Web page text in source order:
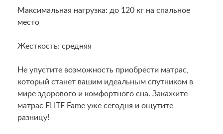
Максимальная нагрузка: до 120 кг на спальное
место
Жёсткость: средняя
Не упустите возможность приобрести матрас,
который станет вашим идеальным спутником в
мире здорового и комфортного сна. Закажите
матрас ELITE Fame уже сегодня и ощутите
разницу!